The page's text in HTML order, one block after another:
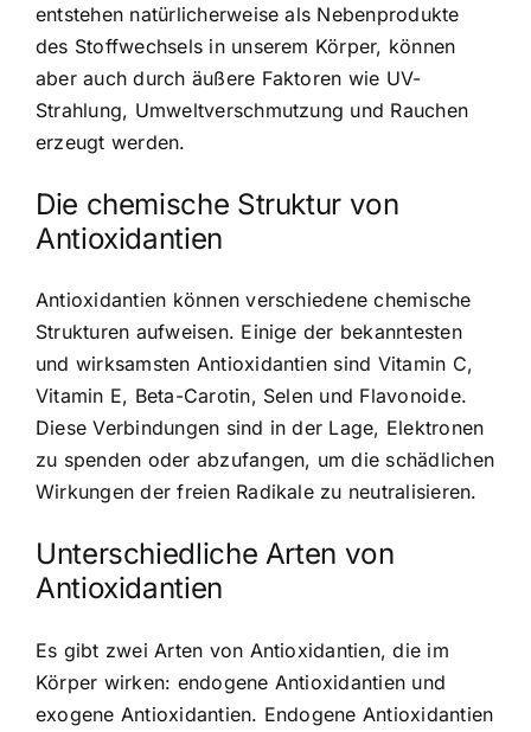
entstehen natürlicherweise als Nebenprodukte
des Stoffwechsels in unserem Körper, können
aber auch durch äußere Faktoren wie UV-
Strahlung, Umweltverschmutzung und Rauchen
erzeugt werden.
Die chemische Struktur von
Antioxidantien
Antioxidantien können verschiedene chemische
Strukturen aufweisen. Einige der bekanntesten
und wirksamsten Antioxidantien sind Vitamin C,
Vitamin E, Beta-Carotin, Selen und Flavonoide.
Diese Verbindungen sind in der Lage, Elektronen
zu spenden oder abzufangen, um die schädlichen
Wirkungen der freien Radikale zu neutralisieren.
Unterschiedliche Arten von
Antioxidantien
Es gibt zwei Arten von Antioxidantien, die im
Körper wirken: endogene Antioxidantien und
exogene Antioxidantien. Endogene Antioxidantien